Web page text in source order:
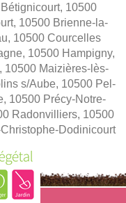
10500
10500 Brienne-la-
10500 Courcelles
10500 Hampigny,
10500 Maizières-lès-
s/Aube, 10500 Pel-
10500 Précy-Notre-
Radonvilliers, 10500
Dodinicourt